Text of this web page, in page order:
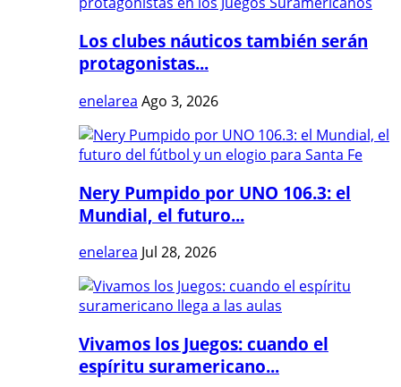
Los clubes náuticos también serán
protagonistas...
enelarea Ago 3, 2026
Nery Pumpido por UNO 106.3: el
Mundial, el futuro...
enelarea Jul 28, 2026
Vivamos los Juegos: cuando el
espíritu suramericano...